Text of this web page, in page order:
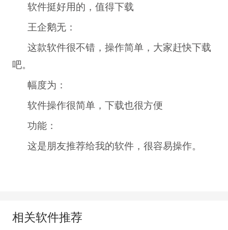
软件挺好用的，值得下载
王企鹅无：
这款软件很不错，操作简单，大家赶快下载
吧。
幅度为：
软件操作很简单，下载也很方便
功能：
这是朋友推荐给我的软件，很容易操作。
相关软件推荐